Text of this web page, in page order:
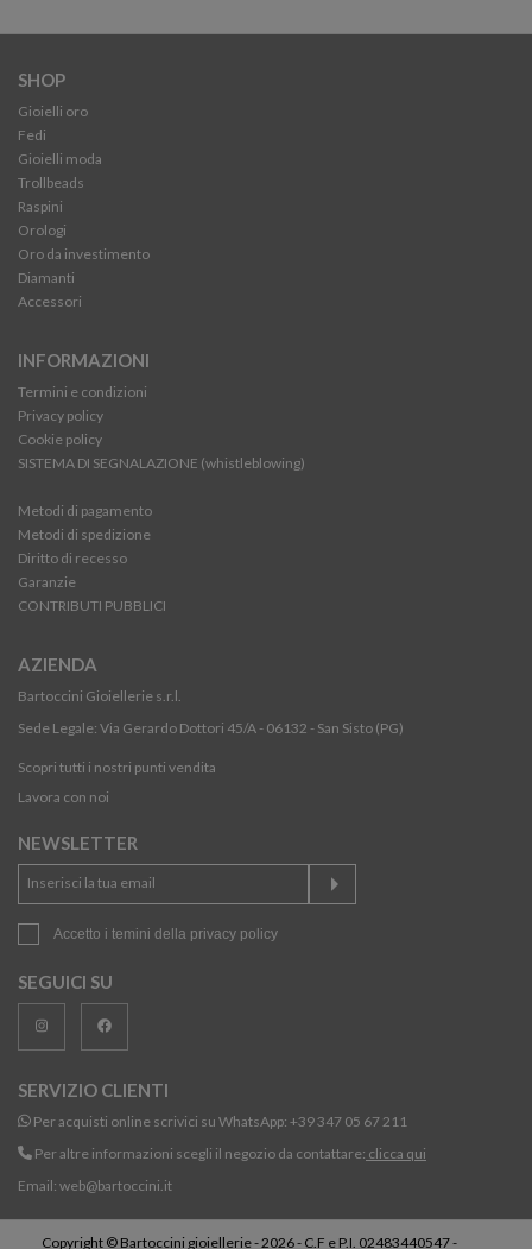
SHOP
Gioielli oro
Fedi
Gioielli moda
Trollbeads
Raspini
Orologi
Oro da investimento
Diamanti
Accessori
INFORMAZIONI
Termini e condizioni
Privacy policy
Cookie policy
SISTEMA DI SEGNALAZIONE (whistleblowing)
Metodi di pagamento
Metodi di spedizione
Diritto di recesso
Garanzie
CONTRIBUTI PUBBLICI
AZIENDA
Bartoccini Gioiellerie s.r.l.
Sede Legale: Via Gerardo Dottori 45/A - 06132 - San Sisto (PG)
Scopri tutti i nostri punti vendita
Lavora con noi
NEWSLETTER
Accetto i temini della privacy policy
SEGUICI SU
SERVIZIO CLIENTI
Per acquisti online scrivici su WhatsApp: +39 347 05 67 211
Per altre informazioni scegli il negozio da contattare: clicca qui
Email: web@bartoccini.it
Copyright © Bartoccini gioiellerie - 2026 - C.F e P.I. 02483440547 -